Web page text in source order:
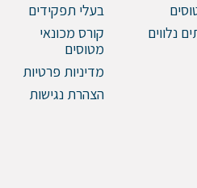
נלווים
בעלי תפקידים
קורס מכונאי
מטוסים
מדיניות פרטיות
הצהרת נגישות